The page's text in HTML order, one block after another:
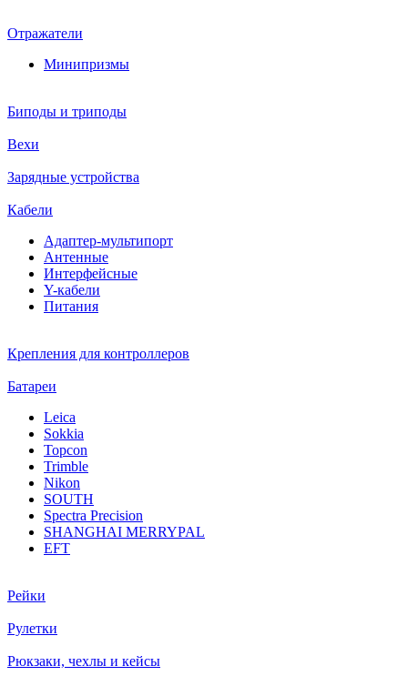
Отражатели
Минипризмы
Биподы и триподы
Вехи
Зарядные устройства
Кабели
Адаптер-мультипорт
Антенные
Интерфейсные
Y-кабели
Питания
Крепления для контроллеров
Батареи
Leica
Sokkia
Topcon
Trimble
Nikon
SOUTH
Spectra Precision
SHANGHAI MERRYPAL
EFT
Рейки
Рулетки
Рюкзаки, чехлы и кейсы